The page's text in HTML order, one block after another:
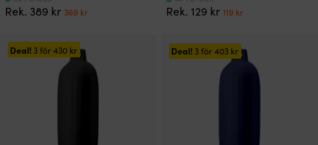
Rek. 389 kr Det
var:
389 kr.
369 krDet
369 kr.
Rek.129 krDet
var:
129 kr.
119 krDet
är:
119 kr.
Deal!3 för430 kr Deal!3 för403 kr